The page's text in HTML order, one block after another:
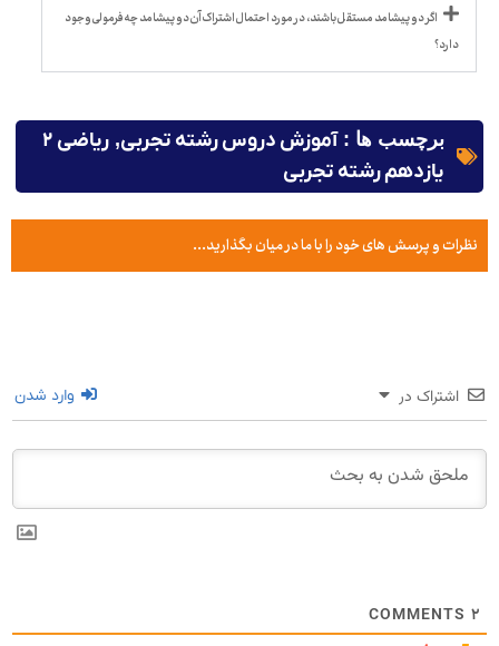
اگر دو پیشامد مستقل باشند، در مورد احتمال اشتراک آن دو پیشامد چه فرمولی وجود
دارد؟
برچسب ها :آموزش دروس رشته تجربی,
ریاضی ۲
یازدهم رشته تجربی
نظرات و پرسش های خود را با ما در میان بگذارید...
اشتراک در وارد شدن
۲